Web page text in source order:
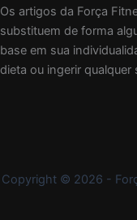
Os artigos da Força
substituem de forma
base em sua
dieta ou ingerir
Copyright © 2026 -